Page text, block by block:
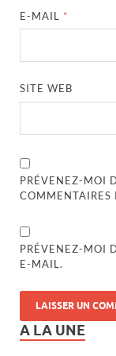
E-MAIL *
SITE WEB
PRÉVENEZ-MOI
COMMENTAIRES
PRÉVENEZ-MOI
E-MAIL.
A LA UNE